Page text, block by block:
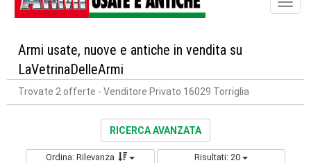
Armi usate, nuove e antiche in vendita su
LaVetrinaDelleArmi
Trovate 2 offerte - Venditore Privato 16029 Torriglia
RICERCA AVANZATA
Ordina: Rilevanza Risultati: 20